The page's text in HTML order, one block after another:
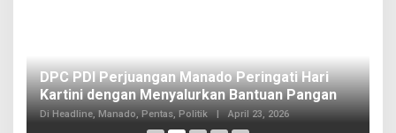
DPC PDI Perjuangan Manado Peringati Hari
Kartini dengan Menyalurkan Bantuan Pangan
Di Headline, Manado, Pentas, Politik | April 23, 2026